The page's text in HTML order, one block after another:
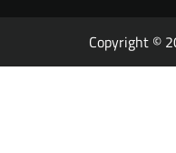
Copyright ©